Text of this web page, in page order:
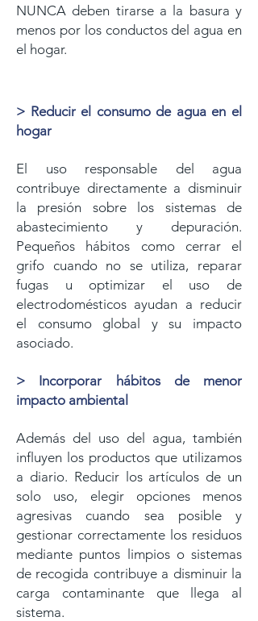
NUNCA deben tirarse a la basura y
menos por los conductos del agua en
el hogar.
> Reducir el consumo de agua en el
hogar
El uso responsable del agua
contribuye directamente a disminuir
la presión sobre los sistemas de
abastecimiento y depuración.
Pequeños hábitos como cerrar el
grifo cuando no se utiliza, reparar
fugas u optimizar el uso de
electrodomésticos ayudan a reducir
el consumo global y su impacto
asociado.
> Incorporar hábitos de menor
impacto ambiental
Además del uso del agua, también
influyen los productos que utilizamos
a diario. Reducir los artículos de un
solo uso, elegir opciones menos
agresivas cuando sea posible y
gestionar correctamente los residuos
mediante puntos limpios o sistemas
de recogida contribuye a disminuir la
carga contaminante que llega al
sistema.